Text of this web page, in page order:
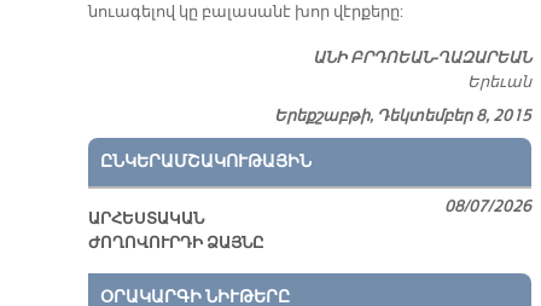
նուա­գե­լով կը բա­լա­սա­նէ խոր վէր­քե­րը:
Ա­ՆԻ ԲՐԴՈԵԱՆ-ՂԱ­ԶԱ­ՐԵԱՆ
Ե­րե­ւան
Երեքշաբթի, Դեկտեմբեր 8, 2015
ԸՆԿԵՐԱՄՇԱԿՈՒԹԱՅԻՆ
ԱՐՀԵՍՏԱԿԱՆ
ԺՈՂՈՎՈՒՐԴԻ ՁԱՅՆԸ
08/07/2026
ՕՐԱԿԱՐԳԻ ՆԻՒԹԵՐԸ